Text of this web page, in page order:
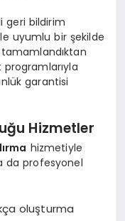
geri bildirim
uyumlu bir şekilde
tamamlandıktan
garantisi
Hizmetler
hizmetiyle
da profesyonel
oluşturma